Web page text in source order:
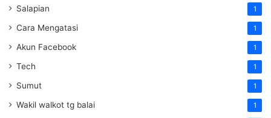
Salapian 1
Cara Mengatasi 1
Akun Facebook 1
Tech 1
Sumut 1
Wakil walkot tg balai 1